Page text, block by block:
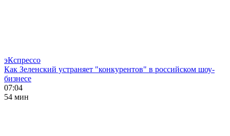
эКспрессо
Как Зеленский устраняет "конкурентов" в российском шоу-
бизнесе
07:04
54 мин